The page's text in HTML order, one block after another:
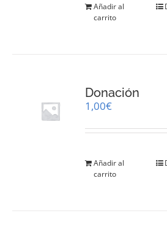
Añadir al
carrito
Donación
1,00€
Añadir al
carrito